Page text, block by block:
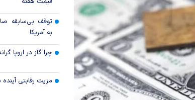
توقف بی‌سابقه
به آمریکا
چرا گاز در اروپا
مزیت رقابتی